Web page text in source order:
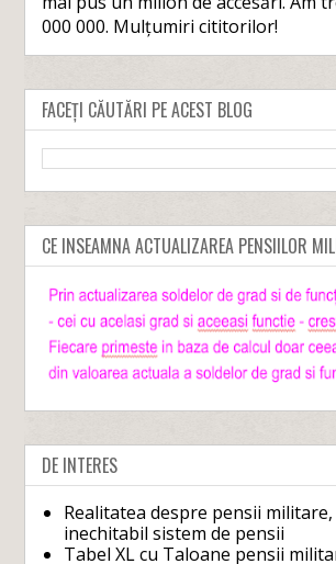
000 000. Mulțumiri cititorilor!
FACEȚI CĂUTĂRI PE ACEST BLOG
CE INSEAMNA ACTUALIZAREA PENSIILOR
DE INTERES
Realitatea despre pensii
inechitabil sistem de pensii
Tabel XL cu Taloane pensii